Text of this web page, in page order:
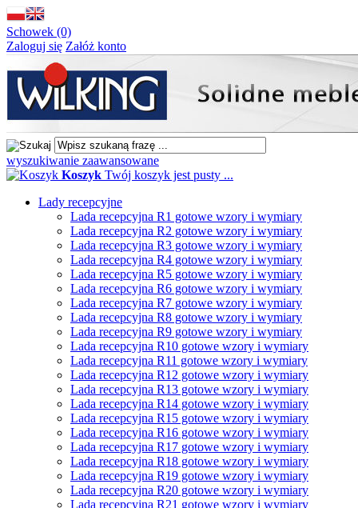
Schowek (0)
Zaloguj się Załóż konto
wyszukiwanie zaawansowane
Koszyk Twój koszyk jest pusty ...
Lady recepcyjne
Lada recepcyjna R1 gotowe wzory i wymiary
Lada recepcyjna R2 gotowe wzory i wymiary
Lada recepcyjna R3 gotowe wzory i wymiary
Lada recepcyjna R4 gotowe wzory i wymiary
Lada recepcyjna R5 gotowe wzory i wymiary
Lada recepcyjna R6 gotowe wzory i wymiary
Lada recepcyjna R7 gotowe wzory i wymiary
Lada recepcyjna R8 gotowe wzory i wymiary
Lada recepcyjna R9 gotowe wzory i wymiary
Lada recepcyjna R10 gotowe wzory i wymiary
Lada recepcyjna R11 gotowe wzory i wymiary
Lada recepcyjna R12 gotowe wzory i wymiary
Lada recepcyjna R13 gotowe wzory i wymiary
Lada recepcyjna R14 gotowe wzory i wymiary
Lada recepcyjna R15 gotowe wzory i wymiary
Lada recepcyjna R16 gotowe wzory i wymiary
Lada recepcyjna R17 gotowe wzory i wymiary
Lada recepcyjna R18 gotowe wzory i wymiary
Lada recepcyjna R19 gotowe wzory i wymiary
Lada recepcyjna R20 gotowe wzory i wymiary
Lada recepcyjna R21 gotowe wzory i wymiary